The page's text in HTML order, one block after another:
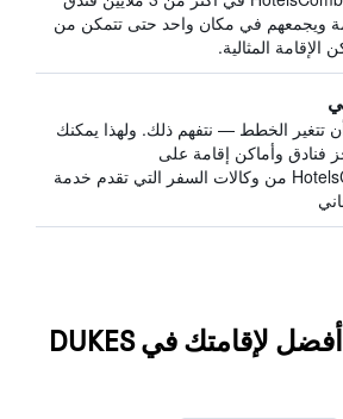
ويجمعهم في مكان واحد حتى تتمكن من
الإقامة المثالية.
تتغير الخطط — نتفهم ذلك. ولهذا يمكنك
فنادق وأماكن إقامة على
HotelsCombined من وكالات السفر التي تقدم خدمة
اعثر على نتائج أفضل لإقامتك في DUKES